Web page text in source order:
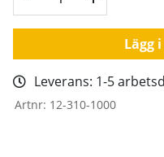
Lägg
Leverans: 1-5
Artnr: 12-310-1000